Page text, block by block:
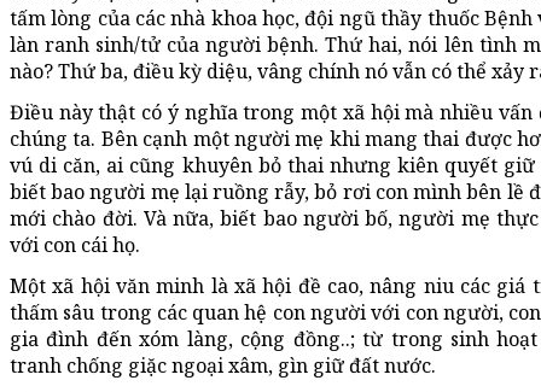
tấm lòng của các nhà khoa học, đội ngũ thầy thuốc
làn ranh sinh/tử của người bệnh. Thứ hai, nói lên tình
nào? Thứ ba, điều kỳ diệu, vâng chính nó vẫn có thể xảy
Điều này thật có ý nghĩa trong một xã hội mà nhiều
chúng ta. Bên cạnh một người mẹ khi mang thai được
vú di căn, ai cũng khuyên bỏ thai nhưng kiên quyết
biết bao người mẹ lại ruồng rẫy, bỏ rơi con mình bên lề
mới chào đời. Và nữa, biết bao người bố, người mẹ
với con cái họ.
Một xã hội văn minh là xã hội đề cao, nâng niu các
thấm sâu trong các quan hệ con người với con người,
gia đình đến xóm làng, cộng đồng..; từ trong sinh
tranh chống giặc ngoại xâm, gìn giữ đất nước.